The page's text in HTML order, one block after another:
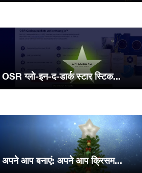
OSR ग्लो-इन-द-डार्क स्टार स्टिक...
अपने आप बनाएं: अपने आप क्रिसम...